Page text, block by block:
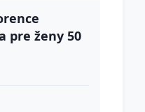
pre ženy 50